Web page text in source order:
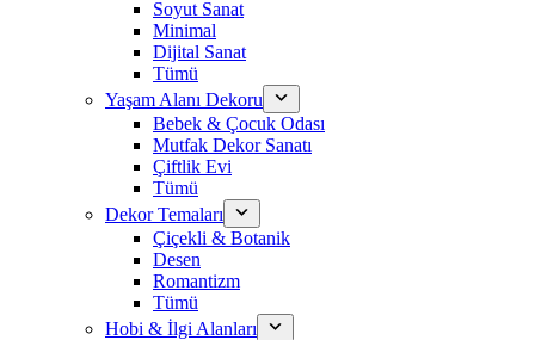
Soyut Sanat
Minimal
Dijital Sanat
Tümü
Yaşam Alanı Dekoru
Bebek & Çocuk Odası
Mutfak Dekor Sanatı
Çiftlik Evi
Tümü
Dekor Temaları
Çiçekli & Botanik
Desen
Romantizm
Tümü
Hobi & İlgi Alanları